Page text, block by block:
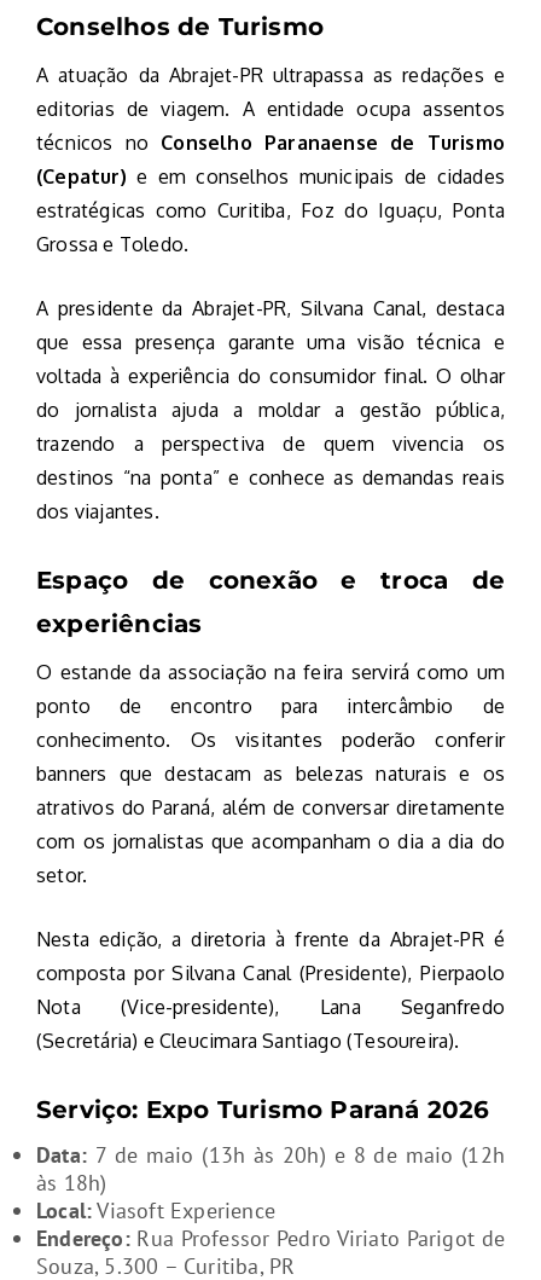
Conselhos de Turismo
A atuação da Abrajet-PR ultrapassa as redações e
editorias de viagem. A entidade ocupa assentos
técnicos no Conselho Paranaense de Turismo
(Cepatur) e em conselhos municipais de cidades
estratégicas como Curitiba, Foz do Iguaçu, Ponta
Grossa e Toledo.
A presidente da Abrajet-PR, Silvana Canal, destaca
que essa presença garante uma visão técnica e
voltada à experiência do consumidor final. O olhar
do jornalista ajuda a moldar a gestão pública,
trazendo a perspectiva de quem vivencia os
destinos “na ponta” e conhece as demandas reais
dos viajantes.
Espaço de conexão e troca de
experiências
O estande da associação na feira servirá como um
ponto de encontro para intercâmbio de
conhecimento. Os visitantes poderão conferir
banners que destacam as belezas naturais e os
atrativos do Paraná, além de conversar diretamente
com os jornalistas que acompanham o dia a dia do
setor.
Nesta edição, a diretoria à frente da Abrajet-PR é
composta por Silvana Canal (Presidente), Pierpaolo
Nota (Vice-presidente), Lana Seganfredo
(Secretária) e Cleucimara Santiago (Tesoureira).
Serviço: Expo Turismo Paraná 2026
Data: 7 de maio (13h às 20h) e 8 de maio (12h
às 18h)
Local:Viasoft Experience
Endereço:Rua Professor Pedro Viriato Parigot de
Souza, 5.300 – Curitiba, PR